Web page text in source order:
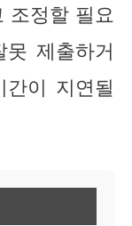
조정할 필요
제출하거
이 지연될